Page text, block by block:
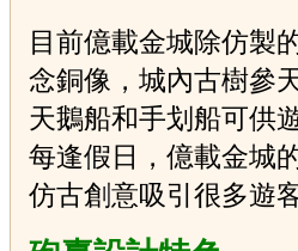
目前億載金城除仿製
念銅像，城內古樹參
天鵝船和手划船可供
每逢假日，億載金城
仿古創意吸引很多遊